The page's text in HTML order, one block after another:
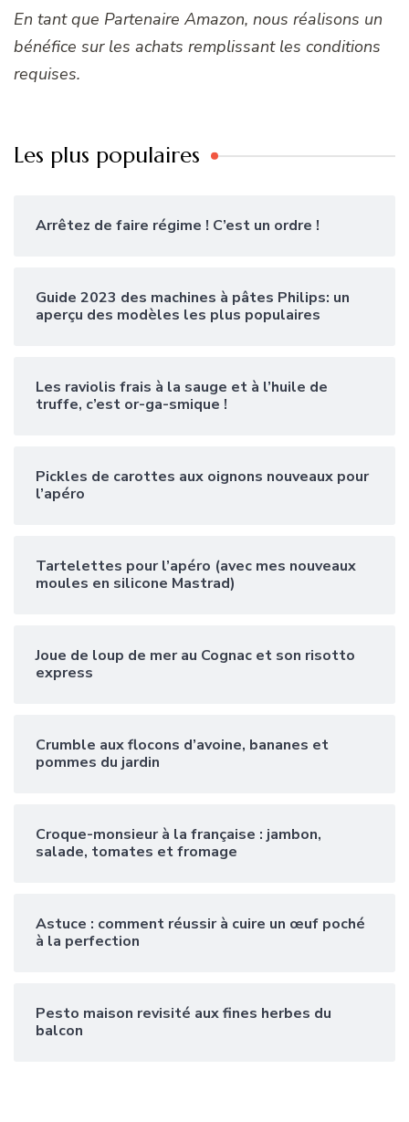
En tant que Partenaire Amazon, nous réalisons un
bénéfice sur les achats remplissant les conditions
requises.
Les plus populaires
Arrêtez de faire régime ! C’est un ordre !
Guide 2023 des machines à pâtes Philips: un
aperçu des modèles les plus populaires
Les raviolis frais à la sauge et à l’huile de
truffe, c’est or-ga-smique !
Pickles de carottes aux oignons nouveaux pour
l’apéro
Tartelettes pour l’apéro (avec mes nouveaux
moules en silicone Mastrad)
Joue de loup de mer au Cognac et son risotto
express
Crumble aux flocons d’avoine, bananes et
pommes du jardin
Croque-monsieur à la française : jambon,
salade, tomates et fromage
Astuce : comment réussir à cuire un œuf poché
à la perfection
Pesto maison revisité aux fines herbes du
balcon